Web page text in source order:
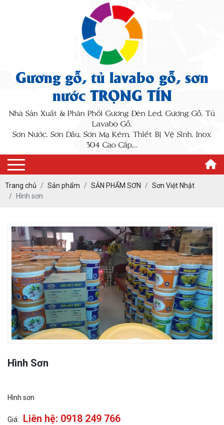
Gương gỗ, tủ lavabo gỗ, sơn
nước TRỌNG TÍN
Nhà Sản Xuất & Phân Phối Gương Đèn Led, Gương Gỗ, Tủ
Lavabo Gỗ,
Sơn Nước, Sơn Dầu, Sơn Mạ Kẽm, Thiết Bị Vệ Sinh, Inox
304 Cao Cấp,...
Trang chủ Sản phẩm SẢN PHẨM SƠN
Sơn Việt Nhật
Hình sơn
Hình Sơn
Hình sơn
Giá: Liên hệ: 0918 249 766